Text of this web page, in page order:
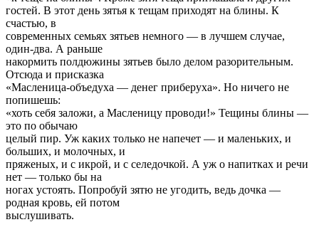
гостей. В этот день зятья к тещам приходят на блины. К
счастью, в
современных семьях зятьев немного — в лучшем случае,
один-два. А раньше
накормить полдюжины зятьев было делом разорительным.
Отсюда и присказка
«Масленица-объедуха — денег приберуха». Но ничего не
попишешь:
«хоть себя заложи, а Масленицу проводи!» Тещины блины —
это по обычаю
целый пир. Уж каких только не напечет — и маленьких, и
больших, и молочных, и
пряженых, и с икрой, и с селедочкой. А уж о напитках и речи
нет — только бы на
ногах устоять. Попробуй зятю не угодить, ведь дочка —
родная кровь, ей потом
выслушивать.